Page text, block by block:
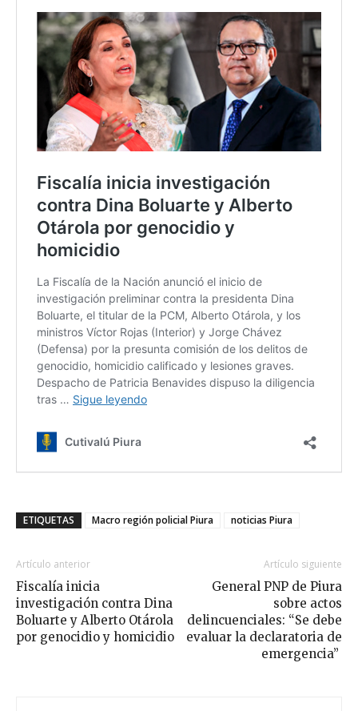
ETIQUETAS Macro región policial Piura noticias Piura
Artículo anterior
Fiscalía inicia
investigación contra Dina
Boluarte y Alberto Otárola
por genocidio y homicidio
Artículo siguiente
General PNP de Piura
sobre actos
delincuenciales: “Se debe
evaluar la declaratoria de
emergencia”